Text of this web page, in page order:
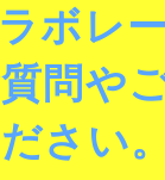
ボレ
問や
さい